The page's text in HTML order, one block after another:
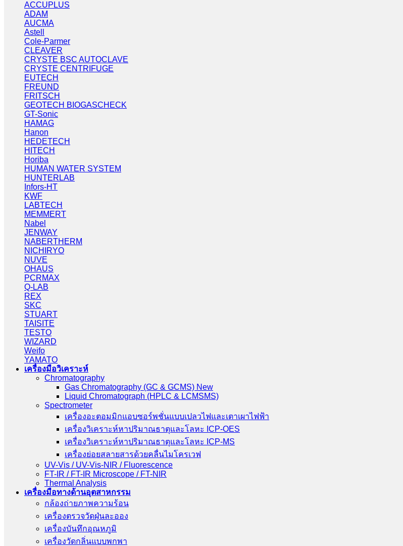
ACCUPLUS
ADAM
AUCMA
Astell
Cole-Parmer
CLEAVER
CRYSTE BSC AUTOCLAVE
CRYSTE CENTRIFUGE
EUTECH
FREUND
FRITSCH
GEOTECH BIOGASCHECK
GT-Sonic
HAMAG
Hanon
HEDETECH
HITECH
Horiba
HUMAN WATER SYSTEM
HUNTERLAB
Infors-HT
KWF
LABTECH
MEMMERT
Nabel
JENWAY
NABERTHERM
NICHIRYO
NUVE
OHAUS
PCRMAX
Q-LAB
REX
SKC
STUART
TAISITE
TESTO
WIZARD
Weifo
YAMATO
เครื่องมือวิเคราะห์
Chromatography
Gas Chromatography (GC & GCMS) New
Liquid Chromatograph (HPLC & LCMSMS)
Spectrometer
เครื่องอะตอมมิกแอบซอร์พชั่นแบบเปลวไฟและเตาเผาไฟฟ้า
เครื่องวิเคราะห์หาปริมาณธาตุและโลหะ ICP-OES
เครื่องวิเคราะห์หาปริมาณธาตุและโลหะ ICP-MS
เครื่องย่อยสลายสารด้วยคลื่นไมโครเวฟ
UV-Vis / UV-Vis-NIR / Fluorescence
FT-IR / FT-IR Microscope / FT-NIR
Thermal Analysis
เครื่องมือทางด้านอุตสาหกรรม
กล้องถ่ายภาพความร้อน
เครื่องตรวจวัดฝุ่นละออง
เครื่องบันทึกอุณหภูมิ
เครื่องวัดกลิ่นแบบพกพา